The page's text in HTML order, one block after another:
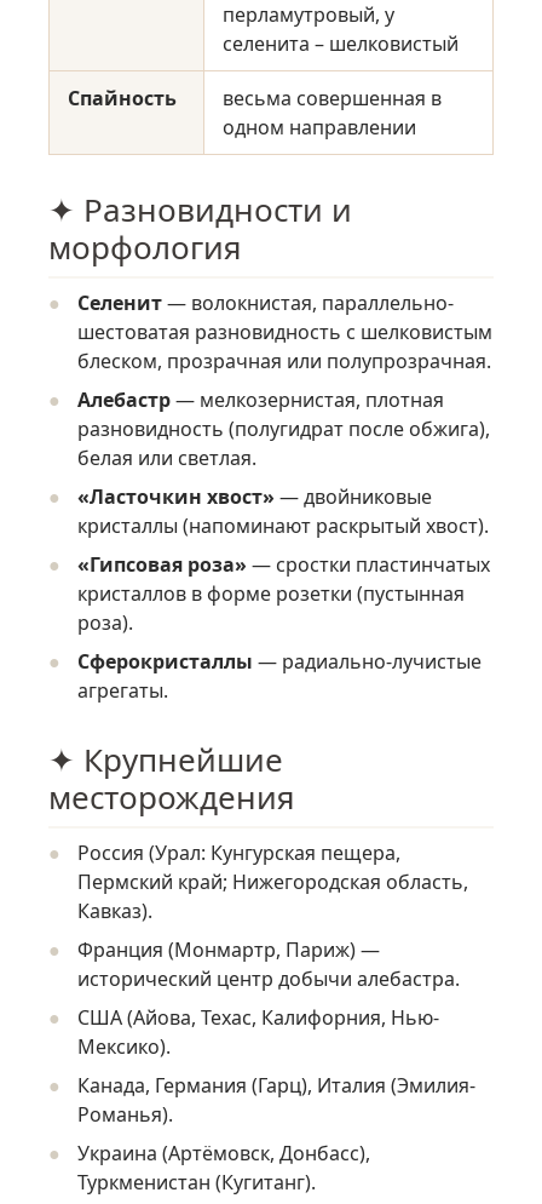
перламутровый, у
селенита – шелковистый
Спайность
весьма совершенная в
одном направлении
✦ Разновидности и
морфология
Селенит— волокнистая, параллельно-
шестоватая разновидность с шелковистым
блеском, прозрачная или полупрозрачная.
Алебастр— мелкозернистая, плотная
разновидность (полугидрат после обжига),
белая или светлая.
«Ласточкин хвост» — двойниковые
кристаллы (напоминают раскрытый хвост).
«Гипсовая роза» — сростки пластинчатых
кристаллов в форме розетки (пустынная
роза).
Сферокристаллы — радиально-лучистые
агрегаты.
✦ Крупнейшие
месторождения
Россия (Урал: Кунгурская пещера,
Пермский край; Нижегородская область,
Кавказ).
Франция (Монмартр, Париж) —
исторический центр добычи алебастра.
США (Айова, Техас, Калифорния, Нью-
Мексико).
Канада, Германия (Гарц), Италия (Эмилия-
Романья).
Украина (Артёмовск, Донбасс),
Туркменистан (Кугитанг).